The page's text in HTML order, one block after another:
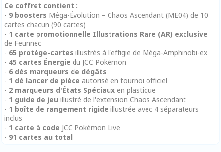
Ce coffret contient :
- 9 boosters Méga-Évolution – Chaos Ascendant (ME04) de 10
cartes chacun (90 cartes)
- 1 carte promotionnelle Illustrations Rare (AR) exclusive
de Feunnec
- 65 protège-cartes illustrés à l'effigie de Méga-Amphinobi-ex
- 45 cartes Énergie du JCC Pokémon
- 6 dés marqueurs de dégâts
- 1 dé lancer de pièce autorisé en tournoi officiel
- 2 marqueurs d'États Spéciaux en plastique
- 1 guide de jeu illustré de l'extension Chaos Ascendant
- 1 boîte de rangement rigide illustrée avec 4 séparateurs
inclus
- 1 carte à code JCC Pokémon Live
- 91 cartes au total